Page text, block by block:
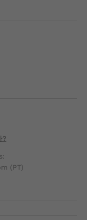
?
(PT)